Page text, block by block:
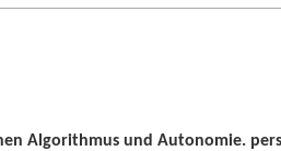
Algorithmus und Autonomie.